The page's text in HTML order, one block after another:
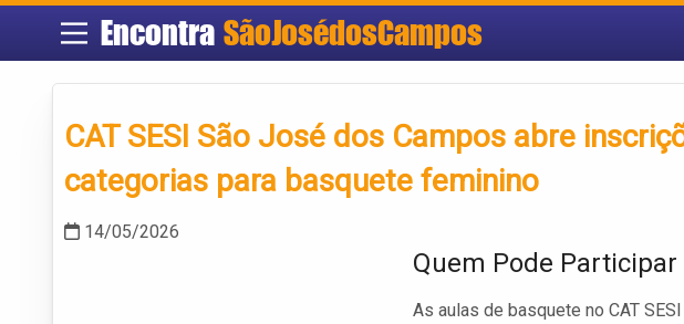
Encontra SãoJosédosCampos
CAT SESI São José dos Campos abre
categorias para basquete feminino
14/05/2026
Quem Pode
As aulas de basquete no CAT